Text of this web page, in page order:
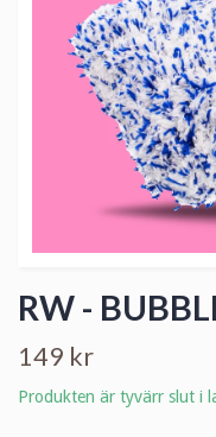
RW -
149 kr
Produkten är tyvärr slut i